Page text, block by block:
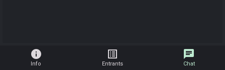
info
Info
list_alt
Entrants
chat
Chat